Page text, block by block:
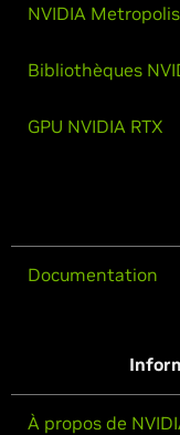
NVIDIA Metropolis
Bibliothèques
GPU NVIDIA RTX
Documentation
À propos de